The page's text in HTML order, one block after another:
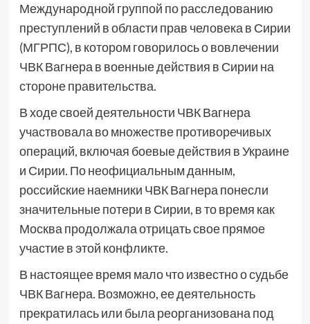
Международной группой по расследованию
преступлений в области прав человека в Сирии
(МГРПС), в котором говорилось о вовлечении
ЧВК Вагнера в военные действия в Сирии на
стороне правительства.
В ходе своей деятельности ЧВК Вагнера
участвовала во множестве противоречивых
операций, включая боевые действия в Украине
и Сирии. По неофициальным данным,
российские наемники ЧВК Вагнера понесли
значительные потери в Сирии, в то время как
Москва продолжала отрицать свое прямое
участие в этой конфликте.
В настоящее время мало что известно о судьбе
ЧВК Вагнера. Возможно, ее деятельность
прекратилась или была реорганизована под